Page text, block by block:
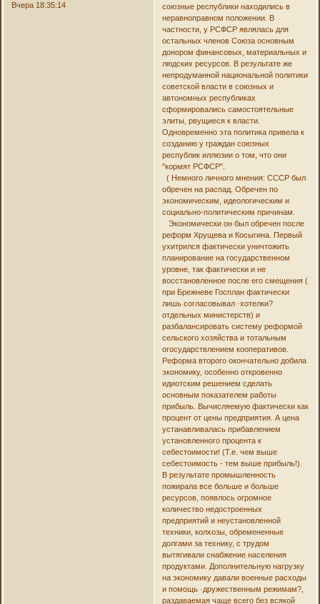
Вчера 18:35:14
союзные республики находились в
неравноправном положении. В
частности, у РСФСР являлась для
остальных членов Союза основным
донором финансовых, материальных и
людских ресурсов. В результате же
непродуманной национальной политики
советской власти в союзных и
автономных республиках
сформировались самостоятельные
элиты, рвущиеся к власти.
Одновременно эта политика привела к
созданию у граждан союзных
республик иллюзии о том, что они
"кормят РСФСР".
( Немного личного мнения: СССР был
обречен на распад. Обречен по
экономическим, идеологическим и
социально-политическим причинам.
Экономически он был обречен после
реформ Хрущева и Косыгина. Первый
ухитрился фактически уничтожить
планирование на государственном
уровне, так фактически и не
восстановленное после его смещения (
при Брежневе Госплан фактически
лишь согласовывал ·хотелки?
отдельных министерств) и
разбалансировать систему реформой
сельского хозяйства и тотальным
огосударствлением кооперативов.
Реформа второго окончательно добила
экономику, особенно откровенно
идиотским решением сделать
основным показателем работы
прибыль. Вычисляемую фактически как
процент от цены предприятия. А цена
устанавливалась прибавлением
установленного процента к
себестоимости! (Т.е. чем выше
себестоимость - тем выше прибыль!).
В результате промышленность
пожирала все больше и больше
ресурсов, появлось огромное
количество недостроенных
предприятий и неустановленной
техники, колхозы, обремененные
долгами за технику, с трудом
вытягивали снабжение населения
продуктами. Дополнительную нагрузку
на экономику давали военные расходы
и помощь ·дружественным режимам?,
раздаваемая чаще всего без всякой